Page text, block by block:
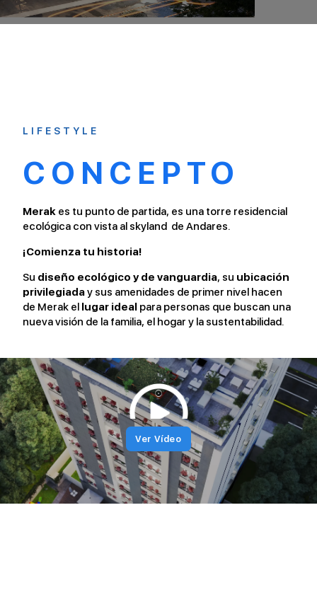
LIFESTYLE
CONCEPTO
Merak es tu punto de partida, es una torre residencial
ecológica con vista al skyland de Andares.
¡Comienza tu historia!
Su diseño ecológico y de vanguardia, su ubicación
privilegiaday sus amenidades de primer nivel hacen
de Merak el
lugar ideal para personas que buscan una
nueva visión de la familia, el hogar y la sustentabilidad.
Ver Vídeo